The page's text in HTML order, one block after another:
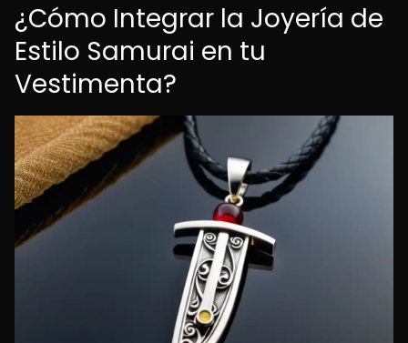
¿Cómo Integrar la Joyería de
Estilo Samurai en tu
Vestimenta?